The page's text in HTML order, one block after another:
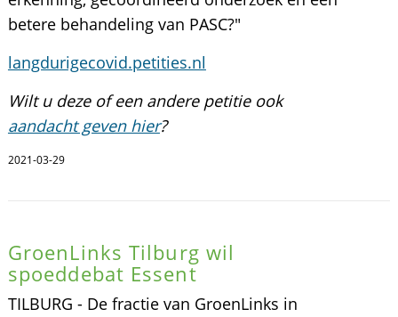
betere behandeling van PASC?"
langdurigecovid.petities.nl
Wilt u deze of een andere petitie ook
aandacht geven hier?
2021-03-29
GroenLinks Tilburg wil
spoeddebat Essent
TILBURG - De fractie van GroenLinks in